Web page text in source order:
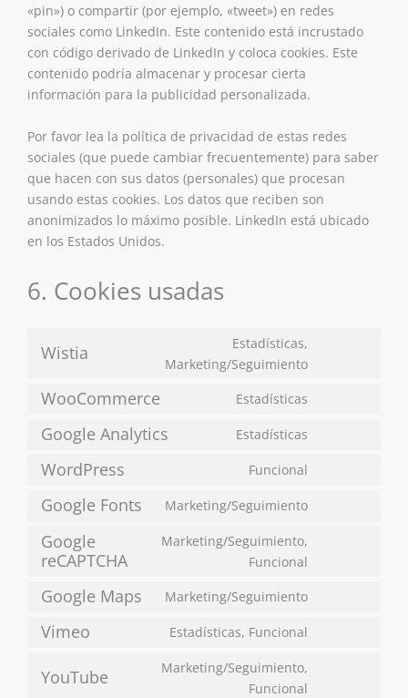
«pin») o compartir (por ejemplo, «tweet») en redes
sociales como LinkedIn. Este contenido está incrustado
con código derivado de LinkedIn y coloca cookies. Este
contenido podría almacenar y procesar cierta
información para la publicidad personalizada.
Por favor lea la política de privacidad de estas redes
sociales (que puede cambiar frecuentemente) para saber
que hacen con sus datos (personales) que procesan
usando estas cookies. Los datos que reciben son
anonimizados lo máximo posible. LinkedIn está ubicado
en los Estados Unidos.
6. Cookies usadas
Wistia
Estadísticas,
Marketing/Seguimiento
WooCommerce Estadísticas
Google Analytics Estadísticas
WordPress Funcional
Google Fonts Marketing/Seguimiento
Google
reCAPTCHA
Marketing/Seguimiento,
Funcional
Google Maps Marketing/Seguimiento
Vimeo Estadísticas, Funcional
YouTube
Marketing/Seguimiento,
Funcional